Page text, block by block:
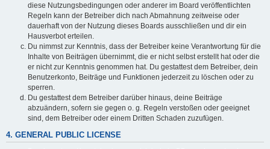
diese Nutzungsbedingungen oder anderer im Board veröffentlichten
Regeln kann der Betreiber dich nach Abmahnung zeitweise oder
dauerhaft von der Nutzung dieses Boards ausschließen und dir ein
Hausverbot erteilen.
Du nimmst zur Kenntnis, dass der Betreiber keine Verantwortung für die
Inhalte von Beiträgen übernimmt, die er nicht selbst erstellt hat oder die
er nicht zur Kenntnis genommen hat. Du gestattest dem Betreiber, dein
Benutzerkonto, Beiträge und Funktionen jederzeit zu löschen oder zu
sperren.
Du gestattest dem Betreiber darüber hinaus, deine Beiträge
abzuändern, sofern sie gegen o. g. Regeln verstoßen oder geeignet
sind, dem Betreiber oder einem Dritten Schaden zuzufügen.
4. GENERAL PUBLIC LICENSE